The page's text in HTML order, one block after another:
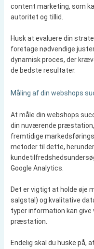
content marketing, som
autoritet og tillid.
Husk at evaluere din
foretage nødvendige
dynamisk proces, der
de bedste resultater.
Måling af din webshops
At måle din webshops
din nuværende
fremtidige
metoder til dette,
Google Analytics.
Det er vigtigt at holde øje
salgstal) og kvalitative
typer information kan
præstation.
Endelig skal du huske på,